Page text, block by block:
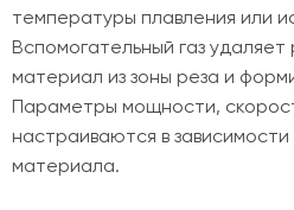
температуры плавления или
Вспомогательный газ
материал из зоны реза и
Параметры мощности,
настраиваются в
материала.